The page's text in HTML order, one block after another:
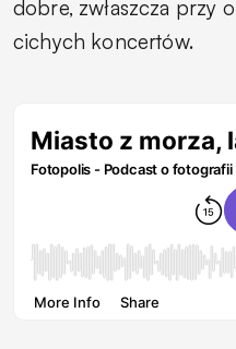
dobre, zwłaszcza przy
cichych koncertów.